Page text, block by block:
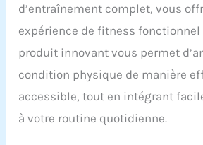
d’entraînement complet, vous
expérience de fitness fonctionnel
produit innovant vous permet
condition physique de manière
accessible, tout en intégrant
à votre routine quotidienne.